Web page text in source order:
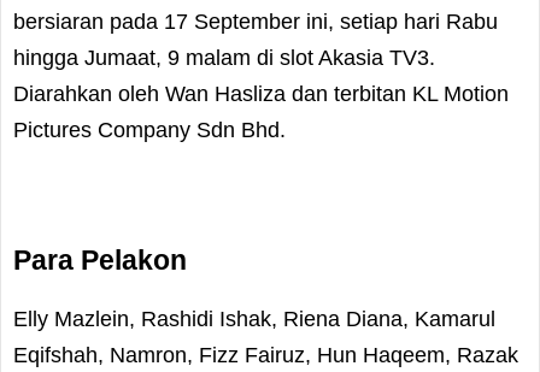
bersiaran pada 17 September ini, setiap hari Rabu
hingga Jumaat, 9 malam di slot Akasia TV3.
Diarahkan oleh Wan Hasliza dan terbitan KL Motion
Pictures Company Sdn Bhd.
Para Pelakon
Elly Mazlein, Rashidi Ishak, Riena Diana, Kamarul
Eqifshah, Namron, Fizz Fairuz, Hun Haqeem, Razak